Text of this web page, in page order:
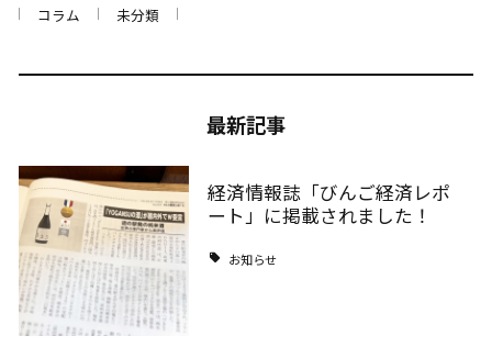
コラム 未分類
最新記事
経済情報誌「びんご経済レポ
ート」に掲載されました！
お知らせ